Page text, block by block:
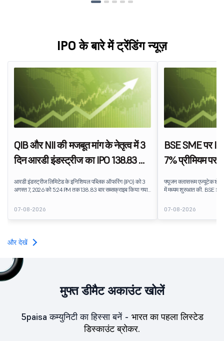
IPO के बारे में ट्रेंडिंग न्यूज़
QIB और NII की मजबूत मांग के नेतृत्व में 3
दिन आरडी इंडस्ट्रीज का IPO 138.83 बार
सब्सक्राइब हुआ
आरडी इंडस्ट्रीज लिमिटेड के इनिशियल पब्लिक ऑफरिंग (IPO) को 3
अगस्त 7, 2026 को 5:24 PM तक 138.83 बार सब्सक्राइब किया गया
पर 7,80,88,05,383 शेयरों के लिए बिड प्राप्त हुई.
07-08-2026
BSE SME पर
7% प्रीमियम
शेयरों की लिस्ट
फ्यूजन क्लासरूम एज्यूटेक शेयरों
में मध्यम शुरुआत की. BSE
प्रीमियम प्रदान करता है.
प्रदान किया, जो एजुकेशन
धारणा को दर्शाता है.
07-08-2026
और देखें
मुफ्त डीमैट अकाउंट खोलें
5paisa कम्युनिटी का हिस्सा बनें - भारत का पहला लिस्टेड
डिस्काउंट ब्रोकर.